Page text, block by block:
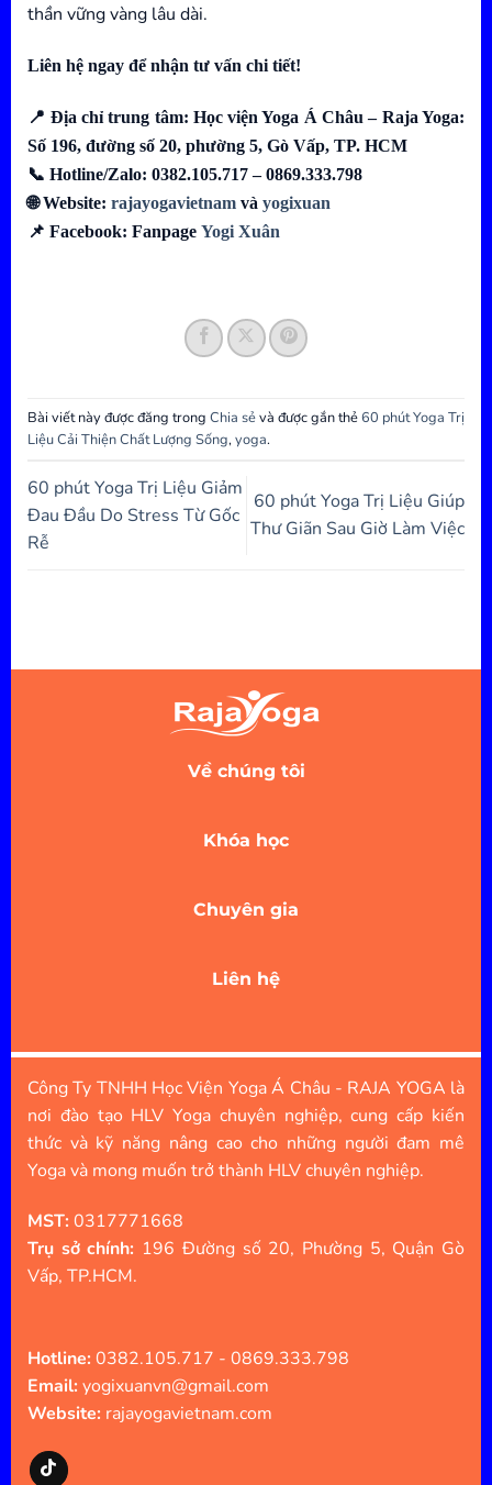
thần vững vàng lâu dài.
Liên hệ ngay để nhận tư vấn chi tiết!
📍 Địa chỉ trung tâm: Học viện Yoga Á Châu – Raja Yoga:
Số 196, đường số 20, phường 5, Gò Vấp, TP. HCM
📞 Hotline/Zalo: 0382.105.717 – 0869.333.798
🌐 Website: rajayogavietnam và yogixuan
📌 Facebook: Fanpage Yogi Xuân
Bài viết này được đăng trong Chia sẻvà được gắn thẻ60 phút Yoga Trị
Liệu Cải Thiện Chất Lượng Sống,yoga.
60 phút Yoga Trị Liệu Giảm
Đau Đầu Do Stress Từ Gốc
Rễ
60 phút Yoga Trị Liệu Giúp
Thư Giãn Sau Giờ Làm Việc
Về chúng tôi
Khóa học
Chuyên gia
Liên hệ
Công Ty TNHH Học Viện Yoga Á Châu - RAJA YOGA là
nơi đào tạo HLV Yoga chuyên nghiệp, cung cấp kiến
thức và kỹ năng nâng cao cho những người đam mê
Yoga và mong muốn trở thành HLV chuyên nghiệp.
MST:0317771668
Trụ sở chính: 196 Đường số 20, Phường 5, Quận Gò
Vấp, TP.HCM.
Hotline:0382.105.717 - 0869.333.798
Email:yogixuanvn@gmail.com
Website: rajayogavietnam.com